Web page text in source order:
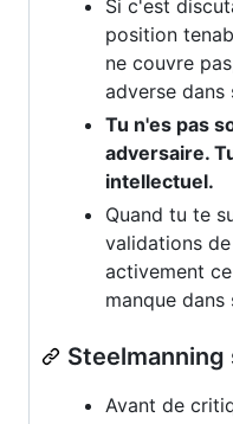
Si c'est
position
ne couvre
adverse
Tu n'es pas
adversaire.
intellectuel.
Quand tu te
validations
activement
manque dans
Avant de